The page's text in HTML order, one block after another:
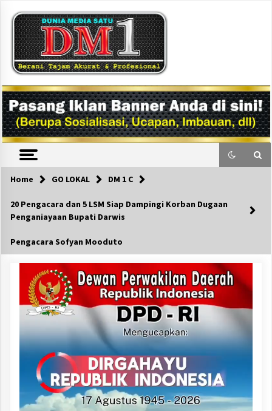
content
DM1
Home GO LOKAL DM 1 C
20 Pengacara dan 5 LSM Siap Dampingi Korban Dugaan
Penganiayaan Bupati Darwis
Pengacara Sofyan Mooduto